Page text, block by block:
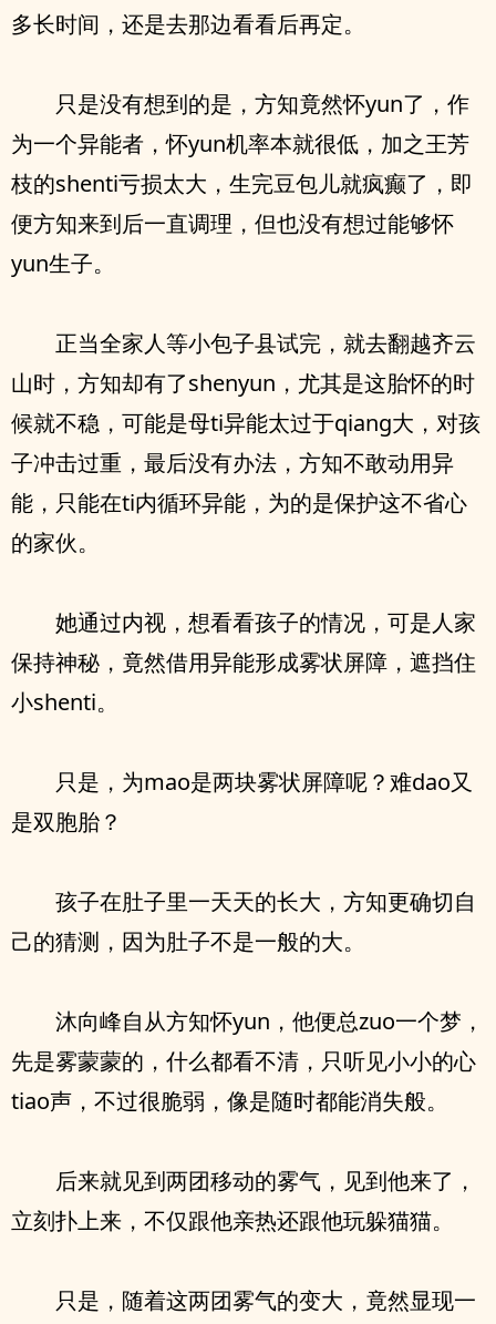
多长时间，还是去那边看看后再定。
只是没有想到的是，方知竟然怀yun了，作
为一个异能者，怀yun机率本就很低，加之王芳
枝的shenti亏损太大，生完豆包儿就疯癫了，即
便方知来到后一直调理，但也没有想过能够怀
yun生子。
正当全家人等小包子县试完，就去翻越齐云
山时，方知却有了shenyun，尤其是这胎怀的时
候就不稳，可能是母ti异能太过于qiang大，对孩
子冲击过重，最后没有办法，方知不敢动用异
能，只能在ti内循环异能，为的是保护这不省心
的家伙。
她通过内视，想看看孩子的情况，可是人家
保持神秘，竟然借用异能形成雾状屏障，遮挡住
小shenti。
只是，为mao是两块雾状屏障呢？难dao又
是双胞胎？
孩子在肚子里一天天的长大，方知更确切自
己的猜测，因为肚子不是一般的大。
沐向峰自从方知怀yun，他便总zuo一个梦，
先是雾蒙蒙的，什么都看不清，只听见小小的心
tiao声，不过很脆弱，像是随时都能消失般。
后来就见到两团移动的雾气，见到他来了，
立刻扑上来，不仅跟他亲热还跟他玩躲猫猫。
只是，随着这两团雾气的变大，竟然显现一